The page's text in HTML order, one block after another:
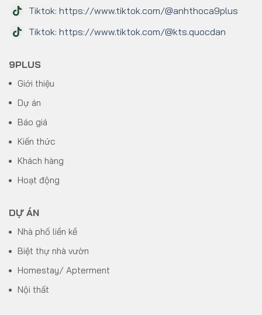
Tiktok: https://www.tiktok.com/@anhthoca9plus
Tiktok: https://www.tiktok.com/@kts.quocdan
9PLUS
Giới thiệu
Dự án
Báo giá
Kiến thức
Khách hàng
Hoạt động
DỰ ÁN
Nhà phố liền kề
Biệt thự nhà vườn
Homestay/ Apterment
Nội thất